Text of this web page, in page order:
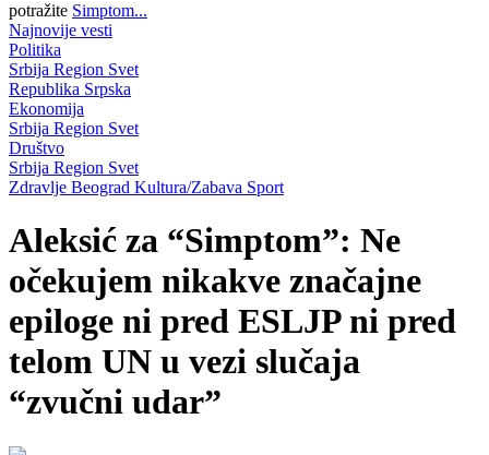
potražite Simptom...
Najnovije vesti
Politika
Srbija Region Svet
Republika Srpska
Ekonomija
Srbija Region Svet
Društvo
Srbija Region Svet
Zdravlje Beograd Kultura/Zabava Sport
Aleksić za “Simptom”: Ne
očekujem nikakve značajne
epiloge ni pred ESLJP ni pred
telom UN u vezi slučaja
“zvučni udar”